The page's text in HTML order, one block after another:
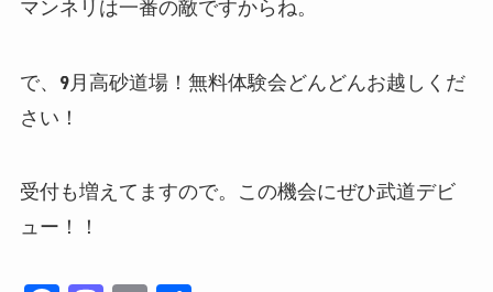
マンネリは一番の敵ですからね。
で、9月高砂道場！無料体験会どんどんお越しくだ
さい！
受付も増えてますので。この機会にぜひ武道デビ
ュー！！